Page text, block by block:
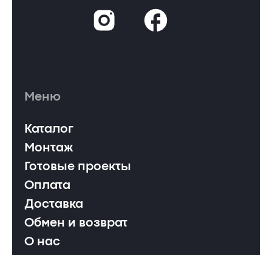
Меню
Каталог
Монтаж
Готовые проекты
Оплата
Доставка
Обмен и возврат
О нас